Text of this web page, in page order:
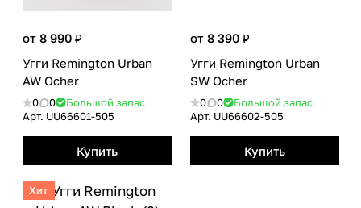
от 8 990 ₽
Угги Remington Urban
AW Ocher
0 0
Большой запас
Арт. UU66601-505
Купить
от 8 390 ₽
Угги Remington Urban
SW Ocher
0 0
Большой запас
Арт. UU66602-505
Купить
Хит